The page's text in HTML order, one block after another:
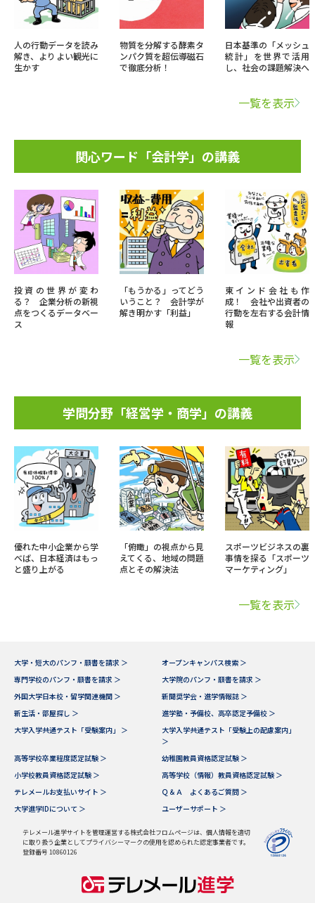
人の行動データを読み
解き、よりよい観光に
生かす
物質を分解する酵素タ
ンパク質を超伝導磁石
で徹底分析！
日本基準の「メッシュ
統計」を世界で活用
し、社会の課題解決へ
一覧を表示
関心ワード「会計学」の講義
投資の世界が変わ
る？ 企業分析の新視
点をつくるデータベー
ス
「もうかる」ってどう
いうこと？ 会計学が
解き明かす「利益」
東インド会社も作
成！ 会社や出資者の
行動を左右する会計情
報
一覧を表示
学問分野「経営学・商学」の講義
優れた中小企業から学
べば、日本経済はもっ
と盛り上がる
「俯瞰」の視点から見
えてくる、地域の問題
点とその解決法
スポーツビジネスの裏
事情を探る「スポーツ
マーケティング」
一覧を表示
大学・短大のパンフ・願書を請求 ＞
オープンキャンパス検索 ＞
専門学校のパンフ・願書を請求 ＞
大学院のパンフ・願書を請求 ＞
外国大学日本校・留学関連機関 ＞
新聞奨学会・進学情報誌 ＞
新生活・部屋探し ＞
進学塾・予備校、高卒認定予備校 ＞
大学入学共通テスト「受験案内」 ＞
大学入学共通テスト「受験上の配慮案内」
＞
高等学校卒業程度認定試験 ＞
幼稚園教員資格認定試験 ＞
小学校教員資格認定試験 ＞
高等学校（情報）教員資格認定試験 ＞
テレメールお支払いサイト ＞
Ｑ＆Ａ よくあるご質問 ＞
大学進学IDについて ＞
ユーザーサポート ＞
テレメール進学サイトを管理運営する株式会社フロムページは、個人情報を適切
に取り扱う企業としてプライバシーマークの使用を認められた認定事業者です。
登録番号 10860126